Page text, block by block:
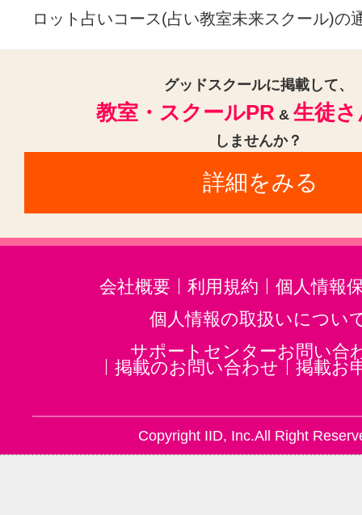
ロット占いコース(占い教室未来スクール)の
グッドスクールに掲載して、
教室・スクールPR & 生徒
しませんか？
詳細をみる
会社概要 利用規約
個人情報
個人情報の取扱いについ
サポートセンターお問い合
掲載のお問い合わせ
掲載お
Copyright IID, Inc.All Right